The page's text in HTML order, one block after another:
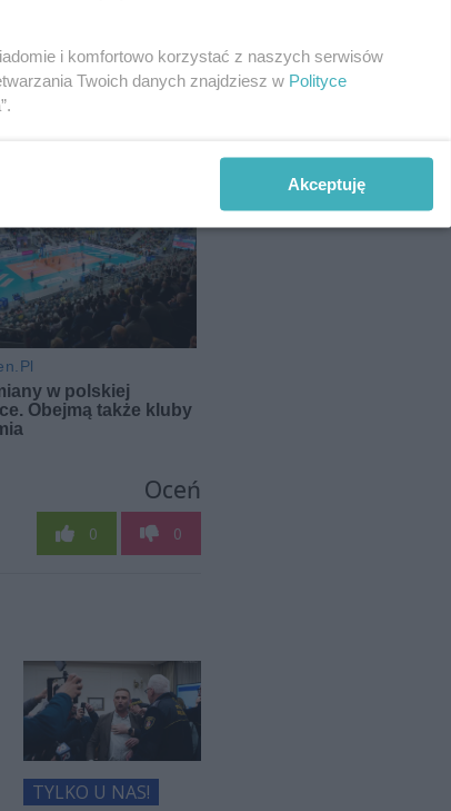
Oceń
0 0
TYLKO U NAS!
i komfortowo korzystać z naszych serwisów
Twoich danych znajdziesz w Polityce
Akceptuję